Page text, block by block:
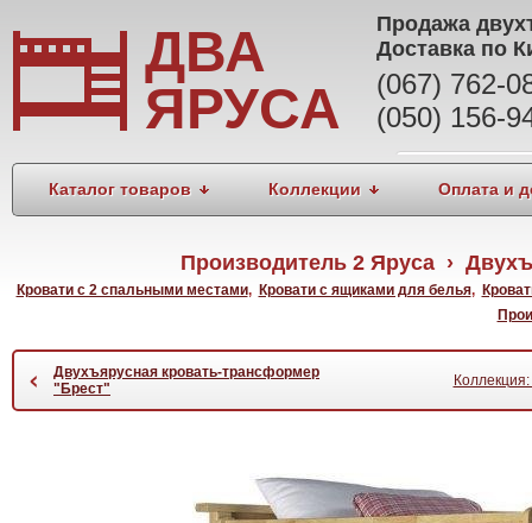
ДВА
ЯРУСА
Продажа
Доставка по
(067) 762-
(050) 156-
Каталог товаров Коллекции Оплата и
Производитель 2 Яруса ›
Кровати с 2 спальными местами, Кровати с ящиками для белья,
‹
Двухъярусная кровать-трансформер
"Брест"